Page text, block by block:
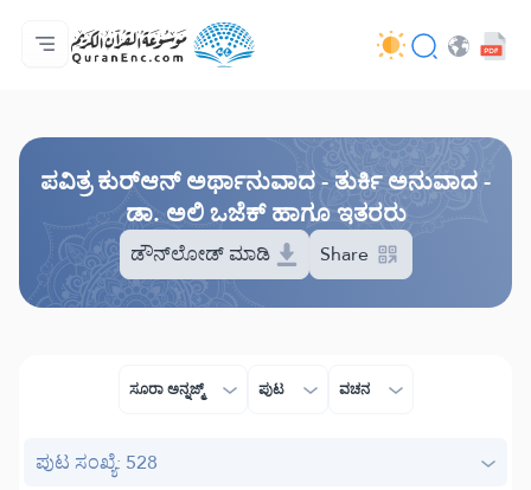
ಮುಖಪುಟ
ಅನುವಾದಗಳ ಸೂಚಿ
Audio
ಡೆವಲಪರ್ ಸೇವೆಗಳು - API
ಯೋಜನೆಯ ಬಗ್ಗೆ
ನಮ್ಮನ್ನು ಕರೆ ಮಾಡಿ
ಭಾಷೆ
ಪವಿತ್ರ ಕುರ್‌ಆನ್ ಅರ್ಥಾನುವಾದ - ತುರ್ಕಿ ಅನುವಾದ -
ಡಾ. ಅಲಿ ಒಜೆಕ್ ಹಾಗೂ ಇತರರು
ಡೌನ್‌ಲೋಡ್ ಮಾಡಿ Share
ಸೂರಾ ಅನ್ನಜ್ಮ್ ಪುಟ ವಚನ
ಪುಟ ಸಂಖ್ಯೆ: 528